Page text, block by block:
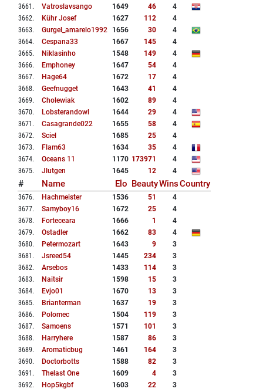
3661 . Vatroslavsango 1649 46
4
3662. Kühr Josef 1627 112
4
3663. Gurgel_amarelo1992 1656 30
4
3664. Cespana33 1667 145
4
3665. Niklasinho 1548 149
4
3666. Emphoney 1647 54
4
3667. Hage64 1672 17
4
3668. Geefnugget 1643 41
4
3669. Cholewiak 1602 89
4
3670. Lobsterandowl 1644 29
4
3671 . Casagrande022 1655 58
4
3672. Sciel 1685 25
4
3673. Flam63 1634 35
4
3674. Oceans 11 1170 173971
4
3675. Jlutgen 1645 12 4
# Name Elo BeautyWinsCountry
3676. Hachmeister 1536 51
4
3677. Samyboy16 1672 25
4
3678. Forteceara 1666 1
4
3679. Ostadler 1662 83
4
3680. Petermozart 1643 9
3
3681 . Jsreed54 1445 234
3
3682. Arsebos 1433 114
3
3683. Naitsir 1598 15
3
3684. Evjo01 1670 13
3
3685. Brianterman 1637 19
3
3686. Polomec 1504 119
3
3687. Samoens 1571 101
3
3688. Harryhere 1587 86
3
3689. Aromaticbug 1461 164
3
3690. Doctorbotts 1588 82
3
3691 . Thelast One 1609 4
3
3692. Hop5kgbf 1603 22
3